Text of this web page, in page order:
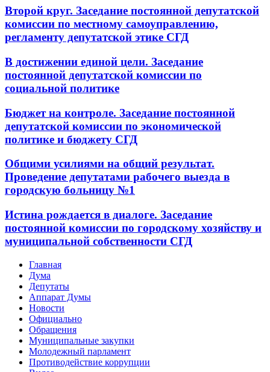
Второй круг. Заседание постоянной депутатской
комиссии по местному самоуправлению,
регламенту депутатской этике СГД
В достижении единой цели. Заседание
постоянной депутатской комиссии по
социальной политике
Бюджет на контроле. Заседание постоянной
депутатской комиссии по экономической
политике и бюджету СГД
Общими усилиями на общий результат.
Проведение депутатами рабочего выезда в
городскую больницу №1
Истина рождается в диалоге. Заседание
постоянной комиссии по городскому хозяйству и
муниципальной собственности СГД
Главная
Дума
Депутаты
Аппарат Думы
Новости
Официально
Обращения
Муниципальные закупки
Молодежный парламент
Противодействие коррупции